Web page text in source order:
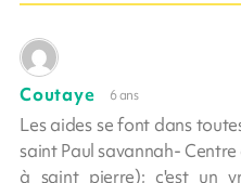
Coutaye 6 ans
Les aides se font dans
saint Paul savannah-
à saint pierre); c'est un